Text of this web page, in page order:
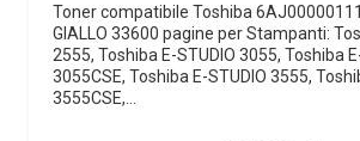
Toner compatibile Toshiba
GIALLO 33600 pagine per Stampanti:
2555, Toshiba E-STUDIO 3055, Toshiba
3055CSE, Toshiba E-STUDIO 3555,
3555CSE,…